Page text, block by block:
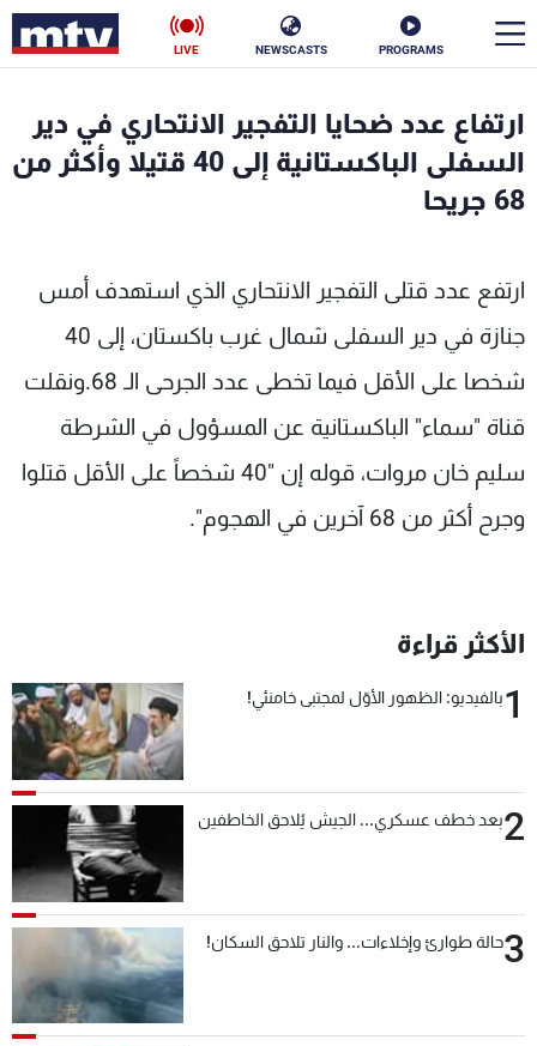
PROGRAMS
NEWSCASTS
LIVE
ارتفاع عدد ضحايا التفجير الانتحاري في دير
السفلى الباكستانية إلى 40 قتيلا وأكثر من
68 جريحا
ارتفع عدد قتلى التفجير الانتحاري الذي استهدف أمس
جنازة في دير السفلى شمال غرب باكستان، إلى 40
شخصا على الأقل فيما تخطى عدد الجرحى الـ 68.ونقلت
قناة "سماء" الباكستانية عن المسؤول في الشرطة
سليم خان مروات، قوله إن "40 شخصاً على الأقل قتلوا
وجرح أكثر من 68 آخرين في الهجوم".
الأكثر قراءة
1بالفيديو: الظهور الأوّل لمجتبى خامنئي!
2بعد خطف عسكري... الجيش يُلاحق الخاطفين
3حالة طوارئ وإخلاءات... والنار تلاحق السكان!
الأخبار
سياسة
منوعات رياضة
كأس العالم
البرامج
جدول البرامج
الإنـتـاج
لاعلاناتكم
تواصل معنا
شروط الإسـتخدام
سياسة الخصوصية